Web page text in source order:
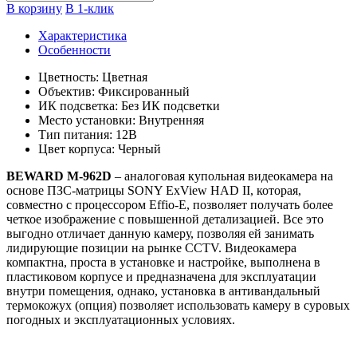
В корзину В 1-клик
Характеристика
Особенности
Цветность: Цветная
Объектив: Фиксированный
ИК подсветка: Без ИК подсветки
Место установки: Внутренняя
Тип питания: 12В
Цвет корпуса: Черный
BEWARD M-962D – аналоговая купольная видеокамера на
основе ПЗС-матрицы SONY ExView HAD II, которая,
совместно с процессором Effio-E, позволяет получать более
четкое изображение с повышенной детализацией. Все это
выгодно отличает данную камеру, позволяя ей занимать
лидирующие позиции на рынке CCTV. Видеокамера
компактна, проста в установке и настройке, выполнена в
пластиковом корпусе и предназначена для эксплуатации
внутри помещения, однако, установка в антивандальный
термокожух (опция) позволяет использовать камеру в суровых
погодных и эксплуатационных условиях.